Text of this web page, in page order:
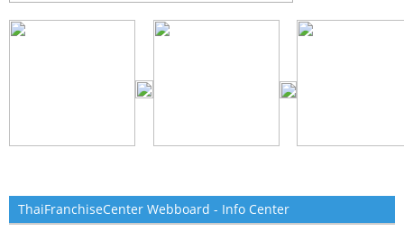
ThaiFranchiseCenter Webboard - Info Center